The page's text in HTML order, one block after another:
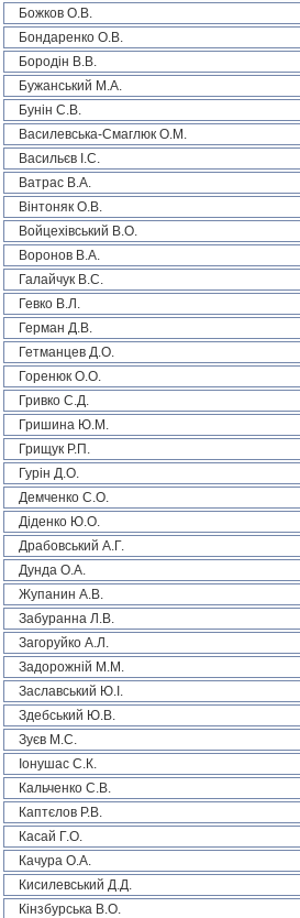
Божков О.В.
Бондаренко О.В.
Бородін В.В.
Бужанський М.А.
Бунін С.В.
Василевська-Смаглюк О.М.
Васильєв І.С.
Ватрас В.А.
Вінтоняк О.В.
Войцехівський В.О.
Воронов В.А.
Галайчук В.С.
Гевко В.Л.
Герман Д.В.
Гетманцев Д.О.
Горенюк О.О.
Гривко С.Д.
Гришина Ю.М.
Грищук Р.П.
Гурін Д.О.
Демченко С.О.
Діденко Ю.О.
Драбовський А.Г.
Дунда О.А.
Жупанин А.В.
Забуранна Л.В.
Загоруйко А.Л.
Задорожній М.М.
Заславський Ю.І.
Здебський Ю.В.
Зуєв М.С.
Іонушас С.К.
Кальченко С.В.
Каптєлов Р.В.
Касай Г.О.
Качура О.А.
Кисилевський Д.Д.
Кінзбурська В.О.